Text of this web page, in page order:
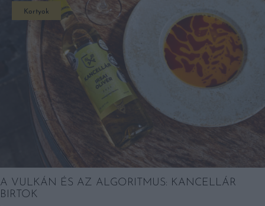
Kortyok
A VULKÁN ÉS AZ ALGORITMUS: KANCELLÁR
BIRTOK